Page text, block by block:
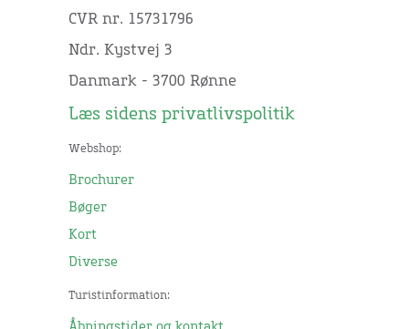
CVR nr. 15731796
Ndr. Kystvej 3
Danmark - 3700 Rønne
Læs sidens privatlivspolitik
Webshop:
Brochurer
Bøger
Kort
Diverse
Turistinformation: